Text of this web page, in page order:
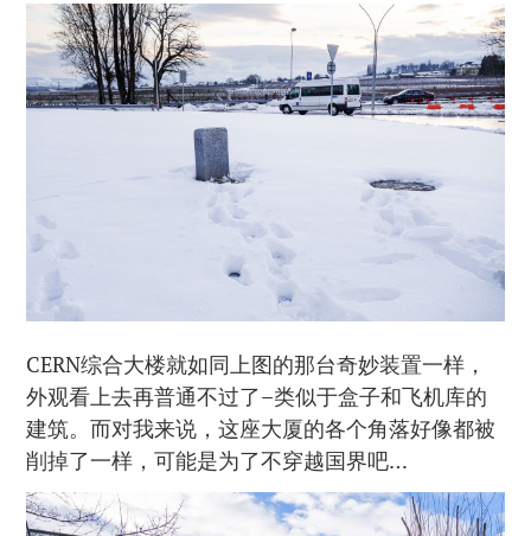
CERN综合大楼就如同上图的那台奇妙装置一样，
外观看上去再普通不过了–类似于盒子和飞机库的
建筑。而对我来说，这座大厦的各个角落好像都被
削掉了一样，可能是为了不穿越国界吧…